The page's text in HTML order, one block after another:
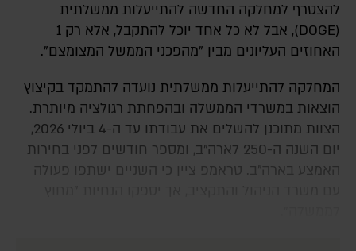
להצטרף למחלקה החדשה להתייעלות ממשלתית
(
DOGE
), אבל לא כל אחד יוכל להתקבל, אלא רק 1
האחוזים העליונים מבין "מהפכני הממשל המצומצם".
המחלקה להתייעלות ממשלתית נועדה להתמקד בקיצוץ
הוצאות במשרדי הממשלה ובהפחתת רגולציה מיותרת.
הצוות מתוכנן להשלים את עבודתו עד ה-4 ביולי 2026,
יום השנה ה-250 לארה"ב, ומספר חודשים לפני בחירות
האמצע בארה"ב. טראמפ ציין כי השניים ישתפו פעולה